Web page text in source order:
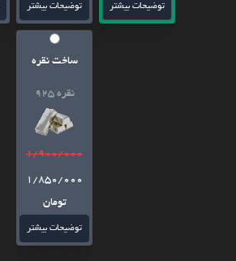
توضیحات بیشتر توضیحات بیشتر
ساخت نقره
نقره 925
1/900/000
1/850/000
تومان
توضیحات بیشتر